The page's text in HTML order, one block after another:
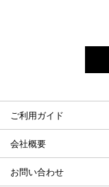
ご利用ガイド
会社概要
お問い合わせ